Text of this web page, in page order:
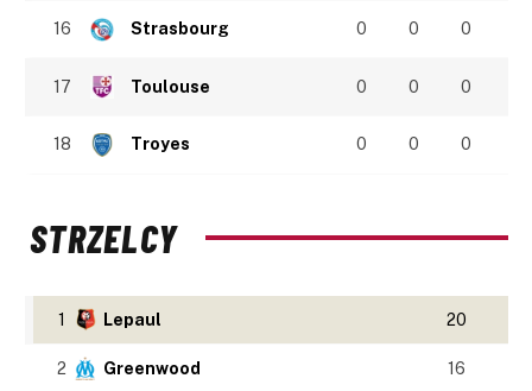
16 Strasbourg 0 0 0
17 Toulouse 0 0 0
18 Troyes 0 0 0
STRZELCY
1 Lepaul 20
2 Greenwood 16